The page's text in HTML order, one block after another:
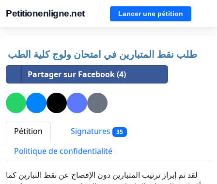
Petitionenligne.net Lancer une pétition
طلب نقط المتبارين في امتحان ولوج كلية الطب
Partager sur Facebook (4)
Pétition Signatures 35
Politique de confidentialité
لقد تم إبراز ترتيب المتبارين دون الإفصاح عن نقط التبارين كما